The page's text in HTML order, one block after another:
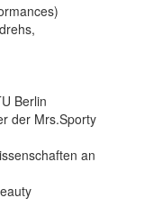
Berlin
der Mrs.Sporty
an